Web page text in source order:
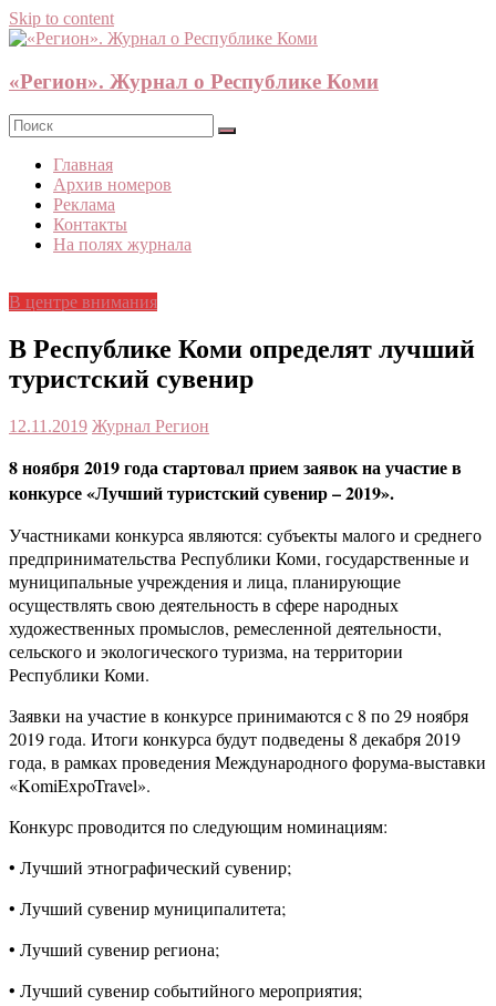
Skip to content
«Регион». Журнал о Республике Коми
Главная
Архив номеров
Реклама
Контакты
На полях журнала
В центре внимания
В Республике Коми определят лучший
туристский сувенир
12.11.2019 Журнал Регион
8 ноября 2019 года стартовал прием заявок на участие в
конкурсе «Лучший туристский сувенир – 2019».
Участниками конкурса являются: субъекты малого и среднего
предпринимательства Республики Коми, государственные и
муниципальные учреждения и лица, планирующие
осуществлять свою деятельность в сфере народных
художественных промыслов, ремесленной деятельности,
сельского и экологического туризма, на территории
Республики Коми.
Заявки на участие в конкурсе принимаются с 8 по 29 ноября
2019 года. Итоги конкурса будут подведены 8 декабря 2019
года, в рамках проведения Международного форума-выставки
«KomiExpoTravel».
Конкурс проводится по следующим номинациям:
• Лучший этнографический сувенир;
• Лучший сувенир муниципалитета;
• Лучший сувенир региона;
• Лучший сувенир событийного мероприятия;